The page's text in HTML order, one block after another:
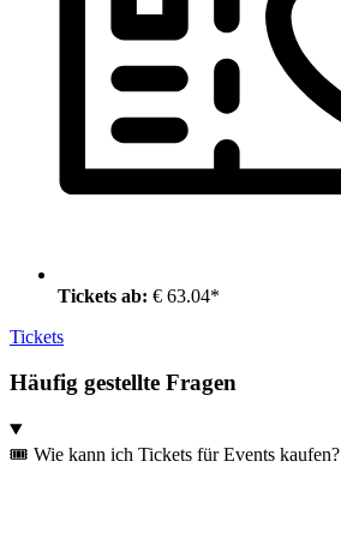
Tickets ab: € 63.04*
Tickets
Häufig gestellte Fragen
🎟️ Wie kann ich Tickets für Events kaufen?